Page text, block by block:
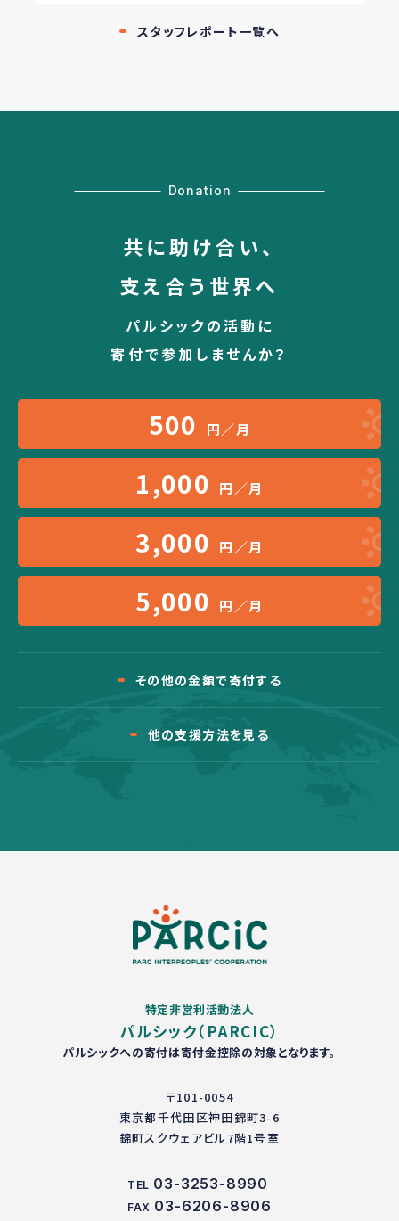
スタッフレポート一覧へ
Donation
共に助け合い、
支え合う世界へ
パルシックの活動に
寄付で参加しませんか？
500 円／月
1,000 円／月
3,000 円／月
5,000 円／月
その他の金額で寄付する
他の支援方法を見る
特定非営利活動法人
パルシック（PARCIC）
パルシックへの寄付は寄付金控除の対象となります。
〒101-0054
東京都千代田区神田錦町3-6
錦町スクウェアビル7階1号室
TEL 03-3253-8990
FAX 03-6206-8906